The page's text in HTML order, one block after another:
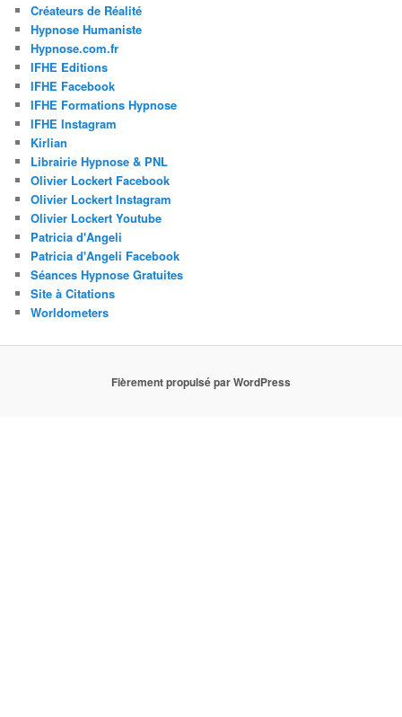
Créateurs de Réalité
Hypnose Humaniste
Hypnose.com.fr
IFHE Editions
IFHE Facebook
IFHE Formations Hypnose
IFHE Instagram
Kirlian
Librairie Hypnose & PNL
Olivier Lockert Facebook
Olivier Lockert Instagram
Olivier Lockert Youtube
Patricia d'Angeli
Patricia d'Angeli Facebook
Séances Hypnose Gratuites
Site à Citations
Worldometers
Fièrement propulsé par WordPress